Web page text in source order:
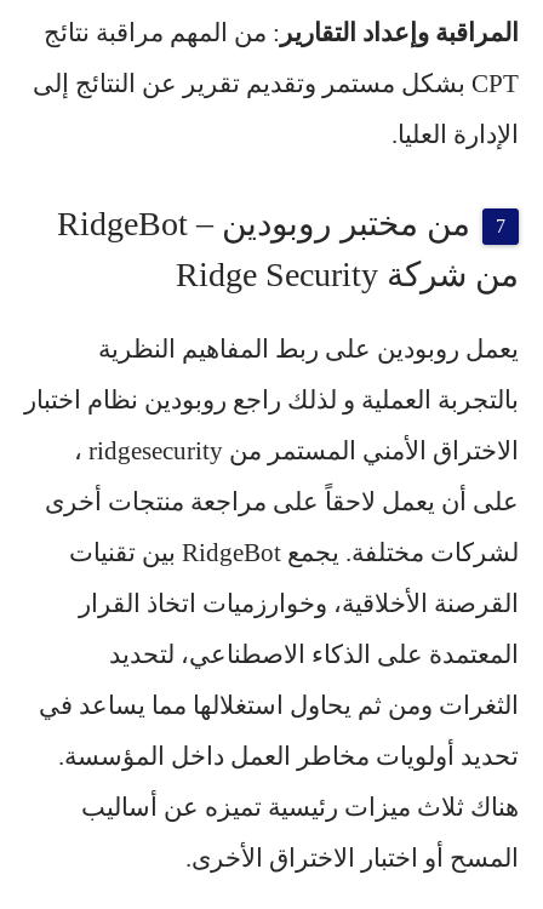
المراقبة وإعداد التقارير : من المهم مراقبة نتائج
CPT بشكل مستمر وتقديم تقرير عن النتائج إلى
الإدارة العليا.
من مختبر روبودين – RidgeBot
من شركة Ridge Security
يعمل روبودين على ربط المفاهيم النظرية
بالتجربة العملية و لذلك راجع روبودين نظام اختبار
الاختراق الأمني المستمر من ridgesecurity ،
على أن يعمل لاحقاً على مراجعة منتجات أخرى
لشركات مختلفة. يجمع RidgeBot بين تقنيات
القرصنة الأخلاقية، وخوارزميات اتخاذ القرار
المعتمدة على الذكاء الاصطناعي، لتحديد
الثغرات ومن ثم يحاول استغلالها مما يساعد في
تحديد أولويات مخاطر العمل داخل المؤسسة.
هناك ثلاث ميزات رئيسية تميزه عن أساليب
المسح أو اختبار الاختراق الأخرى.